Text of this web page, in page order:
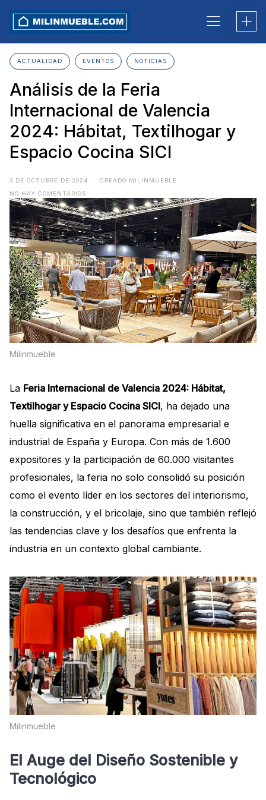
content
ACTUALIDAD EVENTOS NOTICIAS
Análisis de la Feria
Internacional de Valencia
2024: Hábitat, Textilhogar y
Espacio Cocina SICI
3 DE OCTUBRE DE 2024
CREADO MILINMUEBLE
NO HAY COMENTARIOS
Milinmueble
La Feria Internacional de Valencia 2024: Hábitat,
Textilhogar y Espacio Cocina SICI, ha dejado una
huella significativa en el panorama empresarial e
industrial de España y Europa. Con más de 1.600
expositores y la participación de 60.000 visitantes
profesionales, la feria no solo consolidó su posición
como el evento líder en los sectores del interiorismo,
la construcción, y el bricolaje, sino que también reflejó
las tendencias clave y los desafíos que enfrenta la
industria en un contexto global cambiante.
Milinmueble
El Auge del Diseño Sostenible y
Tecnológico